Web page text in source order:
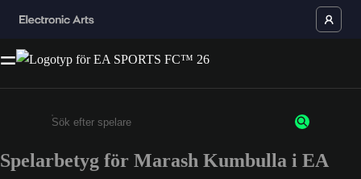
Ange minst 3 tecken eller siffror
Spelarbetyg för Marash Kumbulla i EA